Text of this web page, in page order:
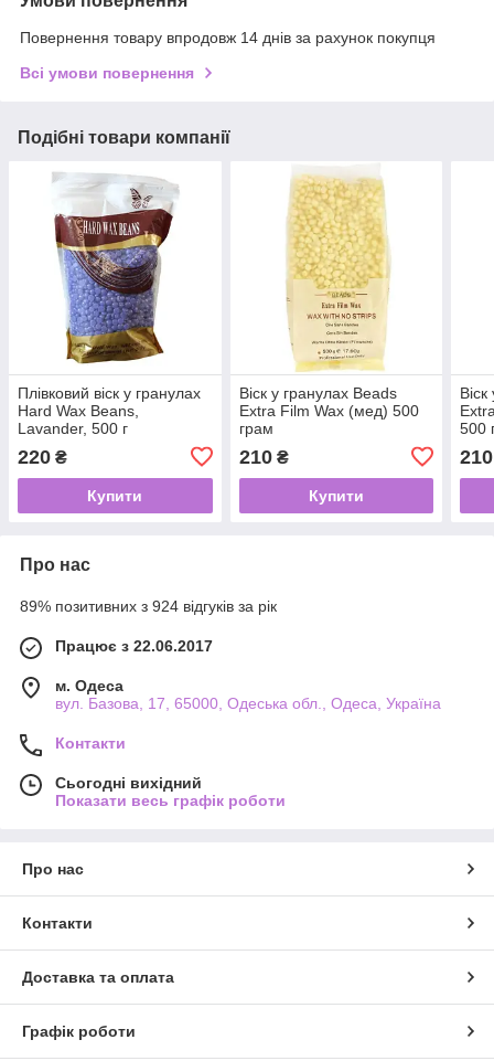
Повернення товару впродовж 14 днів за рахунок покупця
Всі умови повернення
Подібні товари компанії
Плівковий віск у гранулах
Hard Wax Beans,
Lavander, 500 г
220 ₴
Купити
Віск у гранулах Beads
Extra Film Wax (мед) 500
грам
210₴
Купити
500
210
Про нас
89% позитивних з 924 відгуків за рік
Працює з 22.06.2017
м. Одеса
вул. Базова, 17, 65000, Одеська обл., Одеса, Україна
Контакти
Сьогодні вихідний
Показати весь графік роботи
Про нас
Контакти
Доставка та оплата
Графік роботи